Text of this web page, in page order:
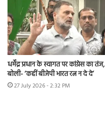
धर्मेंद्र प्रधान के स्वागत पर कांग्रेस का तंज,
बोली- ‘कहीं बीजेपी भारत रत्न न दे दे’
27 July 2026 - 2:32 PM